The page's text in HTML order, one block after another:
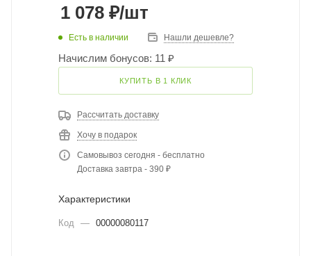
1 078 ₽/шт
Есть в наличии Нашли дешевле?
Начислим бонусов: 11 ₽
КУПИТЬ В 1 КЛИК
Рассчитать доставку
Хочу в подарок
Самовывоз сегодня - бесплатно
Доставка завтра - 390 ₽
Характеристики
Код — 00000080117